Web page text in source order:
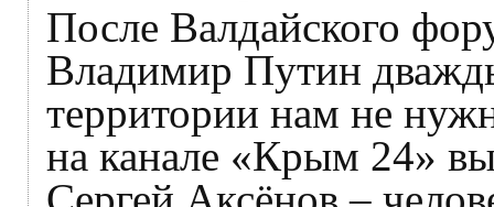
После Валдайского
Владимир Путин
территории нам не
на канале «Крым 24»